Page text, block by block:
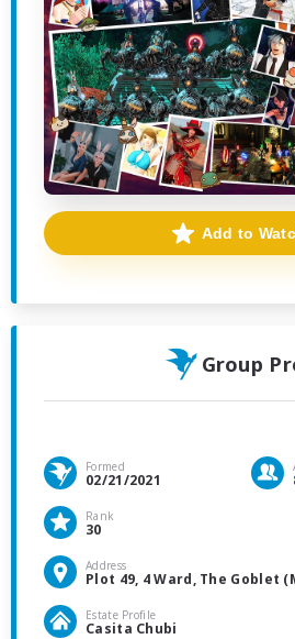
Add to
Group
Formed
02/21/2021
Rank
30
Address
Plot 49, 4 Ward, The Goblet
Estate Profile
Casita Chubi